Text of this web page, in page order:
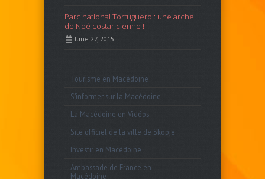
Parc national Tortuguero : une arche
de Noé costaricienne !
June 27, 2015
Tourisme en Macédoine
S’informer sur la Macédoine
La Macédoine en Vidéos
Site officiel de la ville de Skopje
Investir en Macédoine
Ambassade de France en
Macédoine